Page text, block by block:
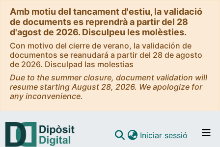
Amb motiu del tancament d'estiu, la validació
de documents es reprendrà a partir del 28
d'agost de 2026. Disculpeu les molèsties.
Con motivo del cierre de verano, la validación de
documentos se reanudará a partir del 28 de agosto
de 2026. Disculpad las molestias
Due to the summer closure, document validation will
resume starting August 28, 2026. We apologize for
any inconvenience.
Iniciar sessió (current)